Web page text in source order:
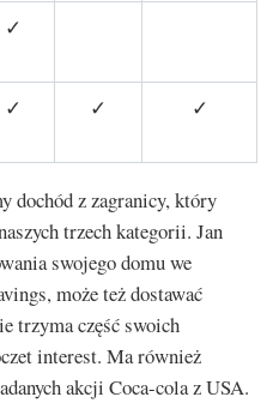
✓
✓ ✓ ✓
dochód z zagranicy, który
trzech kategorii. Jan
swojego domu we
może też dostawać
trzyma część swoich
interest. Ma również
akcji Coca-cola z USA.